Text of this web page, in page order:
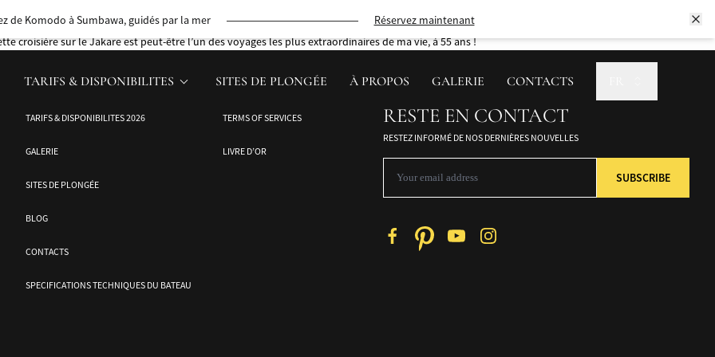
de Komodo à Sumbawa, guidés par la mer Réservez maintenant
Réservez maintenant
TARIFS & DISPONIBILITES SITES DE PLONGÉE À PROPOS GALERIE CONTACTS
la parole à ceux qui vivent la mer au quotidien.
croisière sur le Jakare est peut-être l’un des voyages les plus extraordinaires de ma vie, à 55 ans !
TARIFS & DISPONIBILITES 2026
GALERIE
SITES DE PLONGÉE
BLOG
CONTACTS
SPECIFICATIONS TECHNIQUES DU BATEAU
TERMS OF SERVICES
LIVRE D’OR
RESTE EN CONTACT
RESTEZ INFORMÉ DE NOS DERNIÈRES NOUVELLES